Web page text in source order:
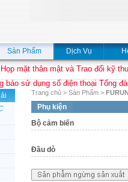
Sản Phẩm Dịch Vụ
Họp mặt thân mật và Trao đổi kỹ
báo sử dụng số điện thoại Tổng
Trang chủ > Sản Phẩm >
Phụ kiện
Bộ cảm biến
Đầu dò